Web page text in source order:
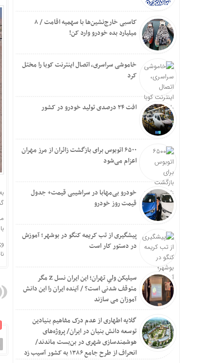
کاسبی خارج‌نشین‌ها با سهمیه اقامت / ۸
میلیارد بده خودرو وارد کن!
خاموشی سراسری، اتصال اینترنت کوبا را مختل
کرد
افت ۲۴ درصدی تولید خودرو در کشور
۶۵۰۰ اتوبوس برای بازگشت زائران از مرز مهران
اعزام می‌شود
خودرو بی‌مهابا در سراشیبی قیمت+ جدول
قیمت روز خودرو
پیشگیری از تب کریمه کنگو در بوشهر؛ آموزش
در دستور کار است
سیلیکن ولیِ تهران؛ این ایران نسل Z مگر
متوقف شدنی است؟ / آینده ایران را این دانش
آموزان می سازند
گلایه اطهاری از عدم درک مفاهیم بنیادین
توسعه دانش بنیان در ایران/ پروژه‌های
هوشمندسازی شهری در بن‌بست ماندند/
انحراف از طرح جامع ۱۳۸۶ به کشور آسیب زد
با